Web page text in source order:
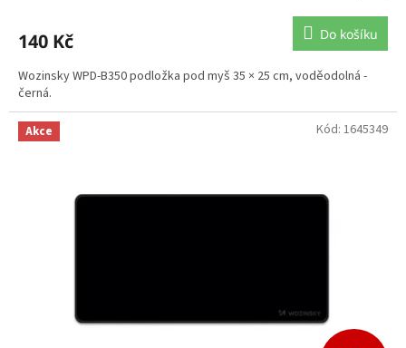
140 Kč Do košíku
Wozinsky WPD-B350 podložka pod myš 35 × 25 cm, voděodolná -
černá.
Akce Kód: 1645349